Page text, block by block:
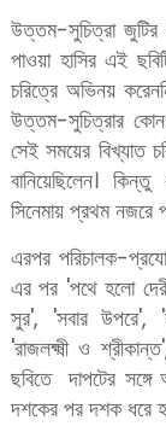
উত্তম-সুচিত্রা জুটির
পাওয়া হাসির এই
চরিত্রে অভিনয়
উত্তম-সুচিত্রার
সেই সময়ের বিখ্যাত
বানিয়েছিলেন।
সিনেমায় প্রথম নজরে
এরপর পরিচালক-
এর পর 'পথে হলো
সুর', 'সবার উপরে',
'রাজলক্ষ্মী ও
ছবিতে দাপটের
দশকের পর দশক ধরে